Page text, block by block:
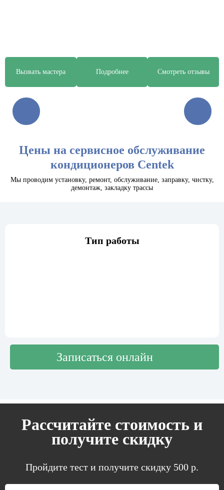
Вызвать мастера Подробнее Смотреть отзывы
Цены на сервисное обслуживание
кондиционеров Centek
Мы проводим установку, ремонт, обслуживание, заправку, чистку,
демонтаж, закладку трассы
Тип работы
Записаться онлайн
Рассчитайте стоимость и
получите скидку
Пройдите тест и получите скидку 500 р.